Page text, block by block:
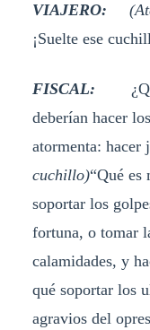
VIAJERO:
¡Suelte ese
FISCAL: ¿Que
deberían hacer
atormenta: hacer
cuchillo)“Qué es
soportar los
fortuna, o tomar
calamidades, y
qué soportar los
agravios del